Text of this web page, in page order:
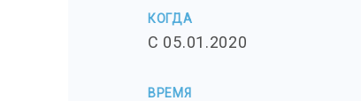
КОГДА
C 05.01.2020
ВРЕМЯ